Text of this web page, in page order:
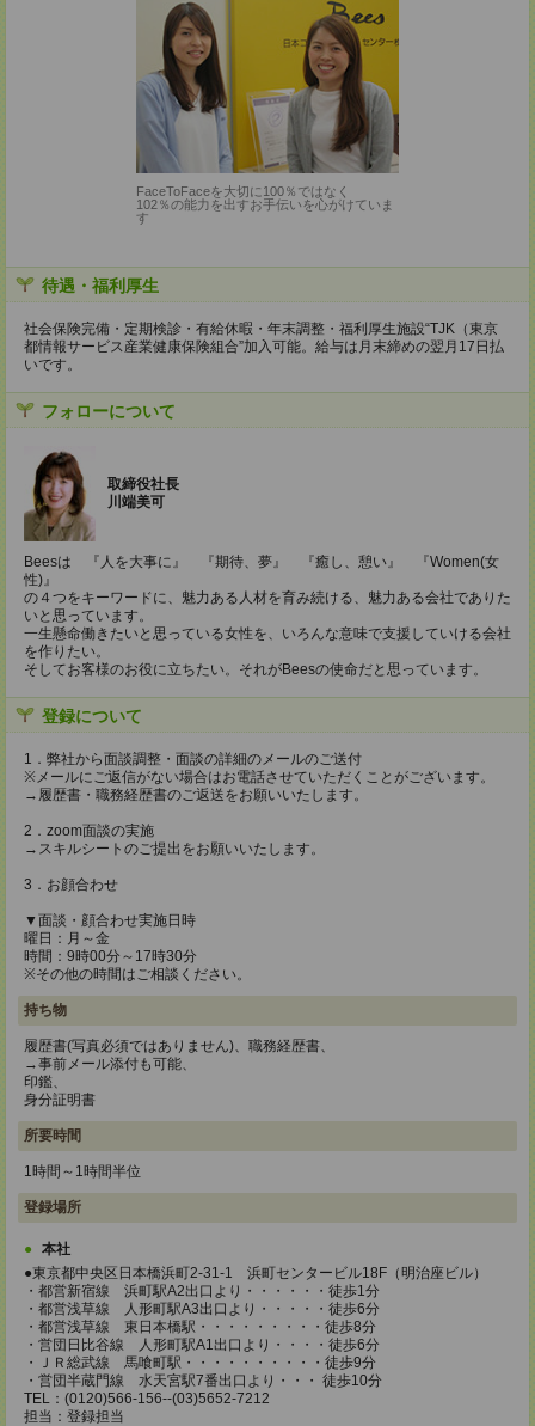
FaceToFaceを大切に100％ではなく
102％の能力を出すお手伝いを心がけていま
す
待遇・福利厚生
社会保険完備・定期検診・有給休暇・年末調整・福利厚生施設“TJK（東京
都情報サービス産業健康保険組合”加入可能。給与は月末締めの翌月17日払
いです。
フォローについて
取締役社長
川端美可
Beesは 『人を大事に』 『期待、夢』 『癒し、憩い』 『Women(女
性)』
の４つをキーワードに、魅力ある人材を育み続ける、魅力ある会社でありた
いと思っています。
一生懸命働きたいと思っている女性を、いろんな意味で支援していける会社
を作りたい。
そしてお客様のお役に立ちたい。それがBeesの使命だと思っています。
登録について
1．弊社から面談調整・面談の詳細のメールのご送付
※メールにご返信がない場合はお電話させていただくことがございます。
→履歴書・職務経歴書のご返送をお願いいたします。
2．zoom面談の実施
→スキルシートのご提出をお願いいたします。
3．お顔合わせ
▼面談・顔合わせ実施日時
曜日：月～金
時間：9時00分～17時30分
※その他の時間はご相談ください。
持ち物
履歴書(写真必須ではありません)、職務経歴書、
→事前メール添付も可能、
印鑑、
身分証明書
所要時間
1時間～1時間半位
登録場所
本社
●東京都中央区日本橋浜町2-31-1 浜町センタービル18F（明治座ビル）
・都営新宿線 浜町駅A2出口より・・・・・・徒歩1分
・都営浅草線 人形町駅A3出口より・・・・・徒歩6分
・都営浅草線 東日本橋駅・・・・・・・・・徒歩8分
・営団日比谷線 人形町駅A1出口より・・・・徒歩6分
・ＪＲ総武線 馬喰町駅・・・・・・・・・・徒歩9分
・営団半蔵門線 水天宮駅7番出口より・・・ 徒歩10分
TEL：(0120)566-156--(03)5652-7212
担当：登録担当